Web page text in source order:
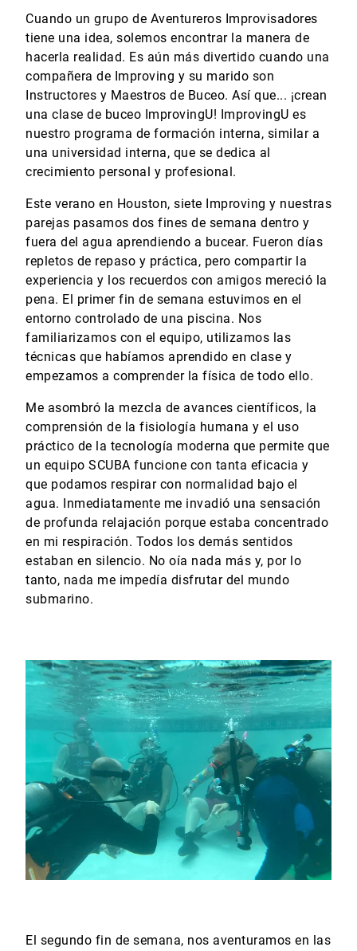
Cuando un grupo de Aventureros Improvisadores
tiene una idea, solemos encontrar la manera de
hacerla realidad. Es aún más divertido cuando una
compañera de Improving y su marido son
Instructores y Maestros de Buceo. Así que... ¡crean
una clase de buceo ImprovingU! ImprovingU es
nuestro programa de formación interna, similar a
una universidad interna, que se dedica al
crecimiento personal y profesional.
Este verano en Houston, siete Improving y nuestras
parejas pasamos dos fines de semana dentro y
fuera del agua aprendiendo a bucear. Fueron días
repletos de repaso y práctica, pero compartir la
experiencia y los recuerdos con amigos mereció la
pena. El primer fin de semana estuvimos en el
entorno controlado de una piscina. Nos
familiarizamos con el equipo, utilizamos las
técnicas que habíamos aprendido en clase y
empezamos a comprender la física de todo ello.
Me asombró la mezcla de avances científicos, la
comprensión de la fisiología humana y el uso
práctico de la tecnología moderna que permite que
un equipo SCUBA funcione con tanta eficacia y
que podamos respirar con normalidad bajo el
agua. Inmediatamente me invadió una sensación
de profunda relajación porque estaba concentrado
en mi respiración. Todos los demás sentidos
estaban en silencio. No oía nada más y, por lo
tanto, nada me impedía disfrutar del mundo
submarino.
El segundo fin de semana, nos aventuramos en las